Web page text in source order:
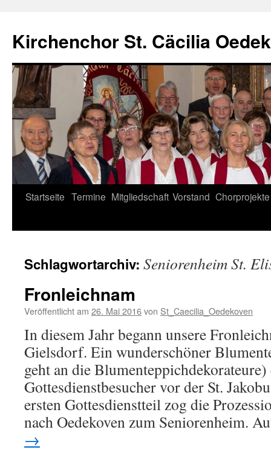
springen
Kirchenchor St. Cäcilia
Startseite Termine Mitgliedschaft Vorstand Chorprojekte
Schlagwortarchiv: Seniorenheim St.
Fronleichnam
Veröffentlicht am 26. Mai 2016von St_Caecilia_Oedekoven
In diesem Jahr begann unsere
Gielsdorf. Ein wunderschöner
geht an die
Gottesdienstbesucher vor der St.
ersten Gottesdienstteil zog die
nach Oedekoven zum Seniorenheim.
→